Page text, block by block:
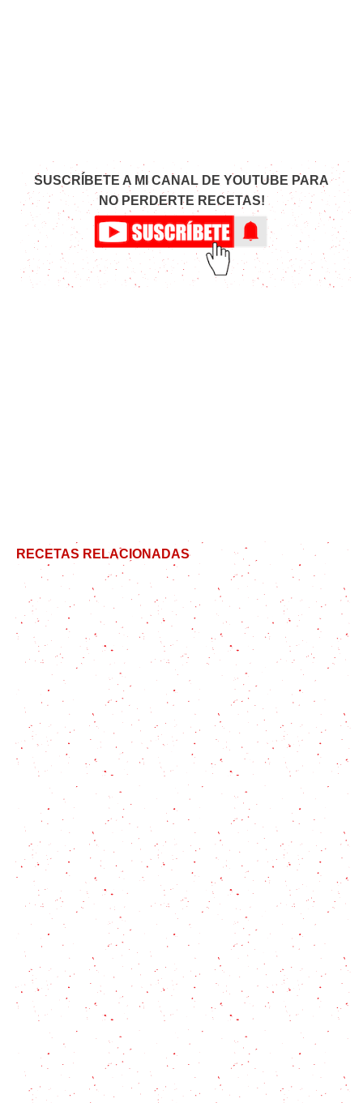
SUSCRÍBETE A MI CANAL DE YOUTUBE PARA
NO PERDERTE RECETAS!
RECETAS RELACIONADAS
Regalos rápidos para navidad: Sales saborizadas!
Los usos del Hinojo en la cocina: Recetas y los tips
que no te contaron
Cómo esterilizar frascos en microondas
Psyllium: El ingrediente secreto para un pan sin
gluten esponjoso (y mucho más)
Cómo conservar jengibre
Aceite de oliva: Todo lo que necesitas saber